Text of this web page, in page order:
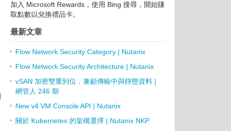
加入 Microsoft Rewards，使用 Bing 搜尋，開始賺
取點數以兌換禮品卡。
最新文章
Flow Network Security Category | Nutanix
Flow Network Security Architecture | Nutanix
vSAN 加密雙重到位，兼顧傳輸中與靜態資料 |
網管人 246 期
New v4 VM Console API | Nutanix
關於 Kubernetes 的架構選擇 | Nutanix NKP